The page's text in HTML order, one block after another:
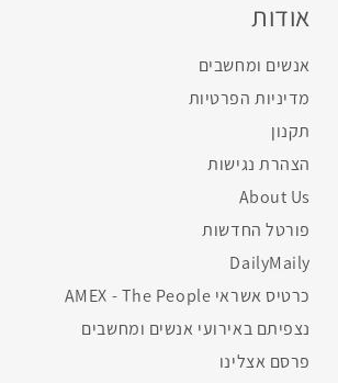
אודות
אנשים ומחשבים
מדיניות הפרטיות
תקנון
הצהרת נגישות
About Us
פורטל החדשות
DailyMaily
כרטיס אשראי AMEX - The People
נצפיתם באירועי אנשים ומחשבים
פרסם אצלינו